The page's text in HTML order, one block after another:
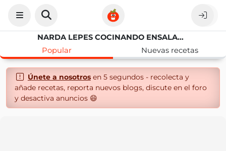
NARDA LEPES COCINANDO ENSALADA GRIEGA
Popular
Nuevas recetas
Únete a nosotrosen 5 segundos - recolecta y
añade recetas, reporta nuevos blogs, discute en el foro
y desactiva anuncios 😄